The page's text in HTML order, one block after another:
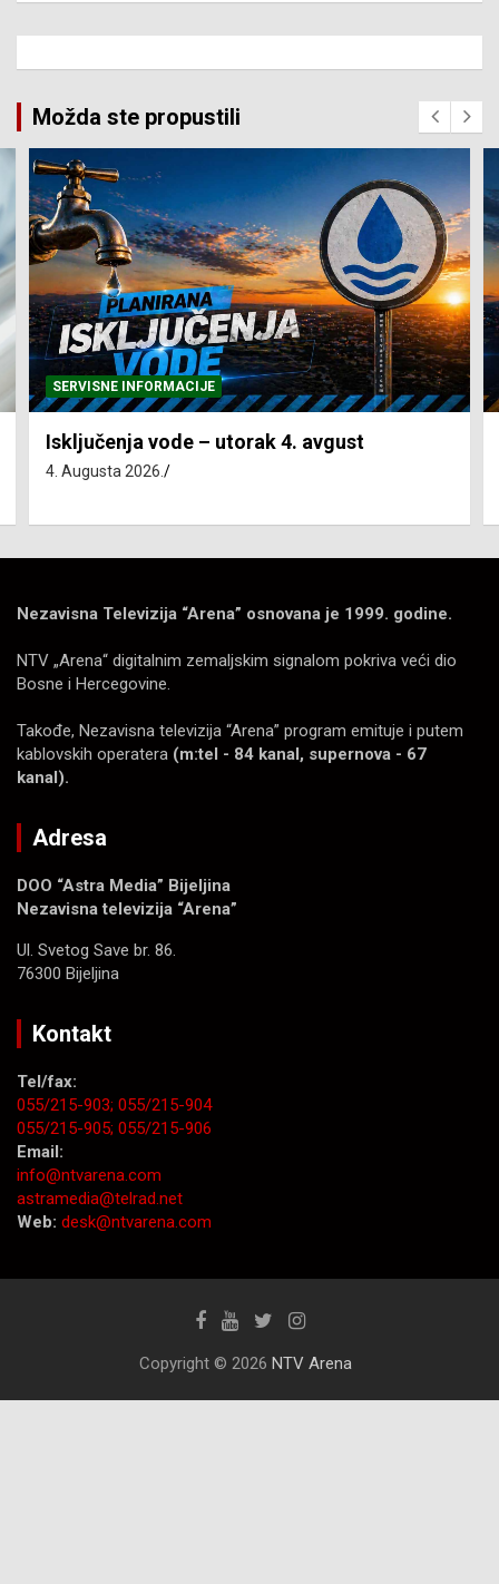
Možda ste propustili
SERVISNE INFORMACIJE
Isključenja vode – utorak 4. avgust
4. Augusta 2026.
Nezavisna Televizija “Arena” osnovana je 1999. godine.
NTV „Arena“ digitalnim zemaljskim signalom pokriva veći dio
Bosne i Hercegovine.
Takođe, Nezavisna televizija “Arena” program emituje i putem
kablovskih operatera (m:tel - 84 kanal, supernova - 67
kanal).
Adresa
DOO “Astra Media” Bijeljina
Nezavisna televizija “Arena”
Ul. Svetog Save br. 86.
76300 Bijeljina
Kontakt
Tel/fax:
055/215-903; 055/215-904
055/215-905; 055/215-906
Email:
info@ntvarena.com
astramedia@telrad.net
Web: desk@ntvarena.com
Copyright © 2026 NTV Arena